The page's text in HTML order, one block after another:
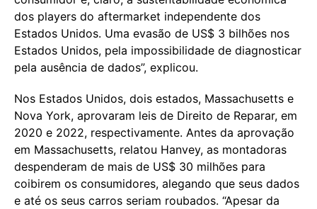
dos players do aftermarket independente dos
Estados Unidos. Uma evasão de US$ 3 bilhões nos
Estados Unidos, pela impossibilidade de diagnosticar
pela ausência de dados”, explicou.
Nos Estados Unidos, dois estados, Massachusetts e
Nova York, aprovaram leis de Direito de Reparar, em
2020 e 2022, respectivamente. Antes da aprovação
em Massachusetts, relatou Hanvey, as montadoras
despenderam de mais de US$ 30 milhões para
coibirem os consumidores, alegando que seus dados
e até os seus carros seriam roubados. “Apesar da